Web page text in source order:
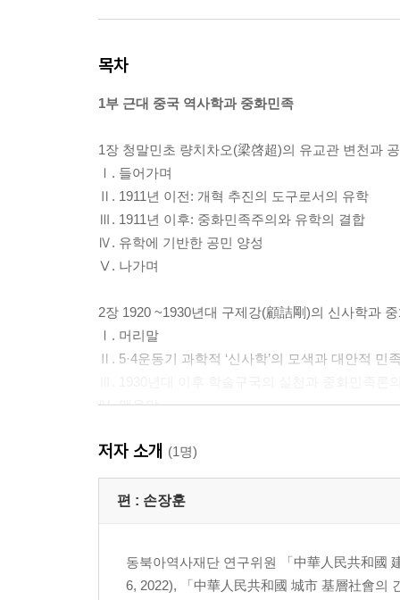
목차
1부 근대 중국 역사학과 중화민족
1장 청말민초 량치차오(梁啓超)의 유교관 변천과
Ⅰ. 들어가며
Ⅱ. 1911년 이전: 개혁 추진의 도구로서의 유학
Ⅲ. 1911년 이후: 중화민족주의와 유학의 결합
Ⅳ. 유학에 기반한 공민 양성
Ⅴ. 나가며
2장 1920 ~1930년대 구제강(顧詰剛)의 신사학과
Ⅰ. 머리말
Ⅱ. 5·4운동기 과학적 ‘신사학’의 모색과 대안적 민
Ⅳ. 맺음말
3장 항일전쟁기(1931~1945) 『우공(禹貢)』의 사
Ⅰ. 머리말
Ⅱ. 우공학회와 『우공』의 등장
4장 중국 마르크스주의 역사학의 민족담론 분석:
저자 소개 (1명)
편 : 손장훈
동북아역사재단 연구위원 「中華人民共和國
6, 2022), 「中華人民共和國 城市 基層社會의